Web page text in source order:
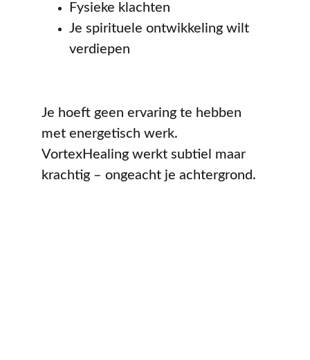
Fysieke klachten
Je spirituele ontwikkeling wilt
verdiepen
Je hoeft geen ervaring te hebben
met energetisch werk.
VortexHealing werkt subtiel maar
krachtig – ongeacht je achtergrond.